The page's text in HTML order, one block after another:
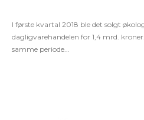
I første kvartal 2018 ble det solgt
dagligvarehandelen for 1,4 mrd.
samme periode...